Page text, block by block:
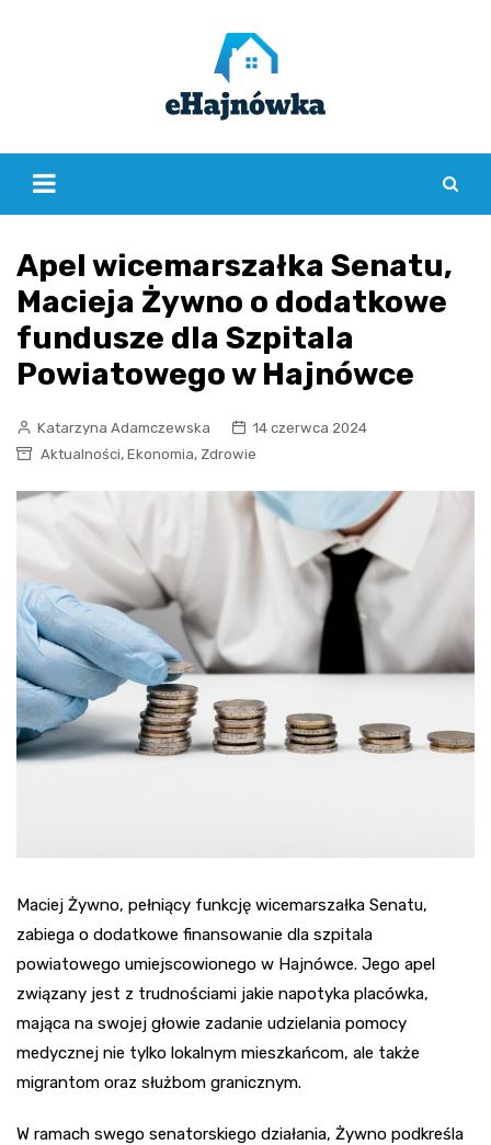
Apel wicemarszałka Senatu,
Macieja Żywno o dodatkowe
fundusze dla Szpitala
Powiatowego w Hajnówce
Katarzyna Adamczewska
14 czerwca 2024
Aktualności, Ekonomia, Zdrowie
Maciej Żywno, pełniący funkcję wicemarszałka Senatu,
zabiega o dodatkowe finansowanie dla szpitala
powiatowego umiejscowionego w Hajnówce. Jego apel
związany jest z trudnościami jakie napotyka placówka,
mająca na swojej głowie zadanie udzielania pomocy
medycznej nie tylko lokalnym mieszkańcom, ale także
migrantom oraz służbom granicznym.
W ramach swego senatorskiego działania, Żywno podkreśla